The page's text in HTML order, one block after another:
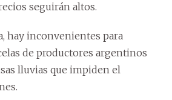
seguirán altos.
hay inconvenientes para
de productores argentinos
lluvias que impiden el